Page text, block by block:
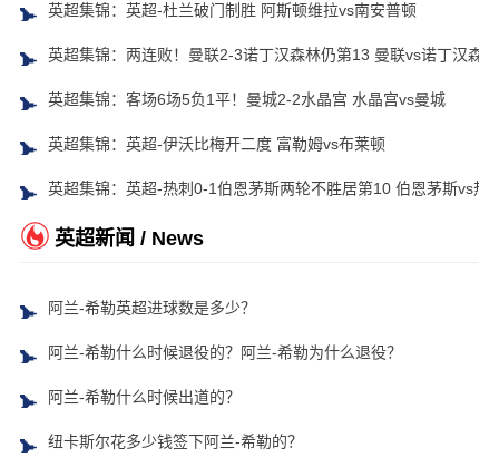
英超集锦：英超-杜兰破门制胜 阿斯顿维拉vs南安普顿
英超集锦：两连败！曼联2-3诺丁汉森林仍第13 曼联vs诺丁汉森林
英超集锦：客场6场5负1平！曼城2-2水晶宫 水晶宫vs曼城
英超集锦：英超-伊沃比梅开二度 富勒姆vs布莱顿
英超集锦：英超-热刺0-1伯恩茅斯两轮不胜居第10 伯恩茅斯vs热
英超新闻 / News
阿兰-希勒英超进球数是多少？
阿兰-希勒什么时候退役的？阿兰-希勒为什么退役？
阿兰-希勒什么时候出道的？
纽卡斯尔花多少钱签下阿兰-希勒的？